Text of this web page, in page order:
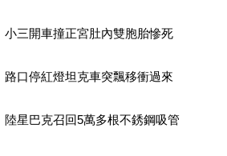
小三開車撞正宮肚內雙胞胎慘死
路口停紅燈坦克車突飄移衝過來
陸星巴克召回5萬多根不銹鋼吸管